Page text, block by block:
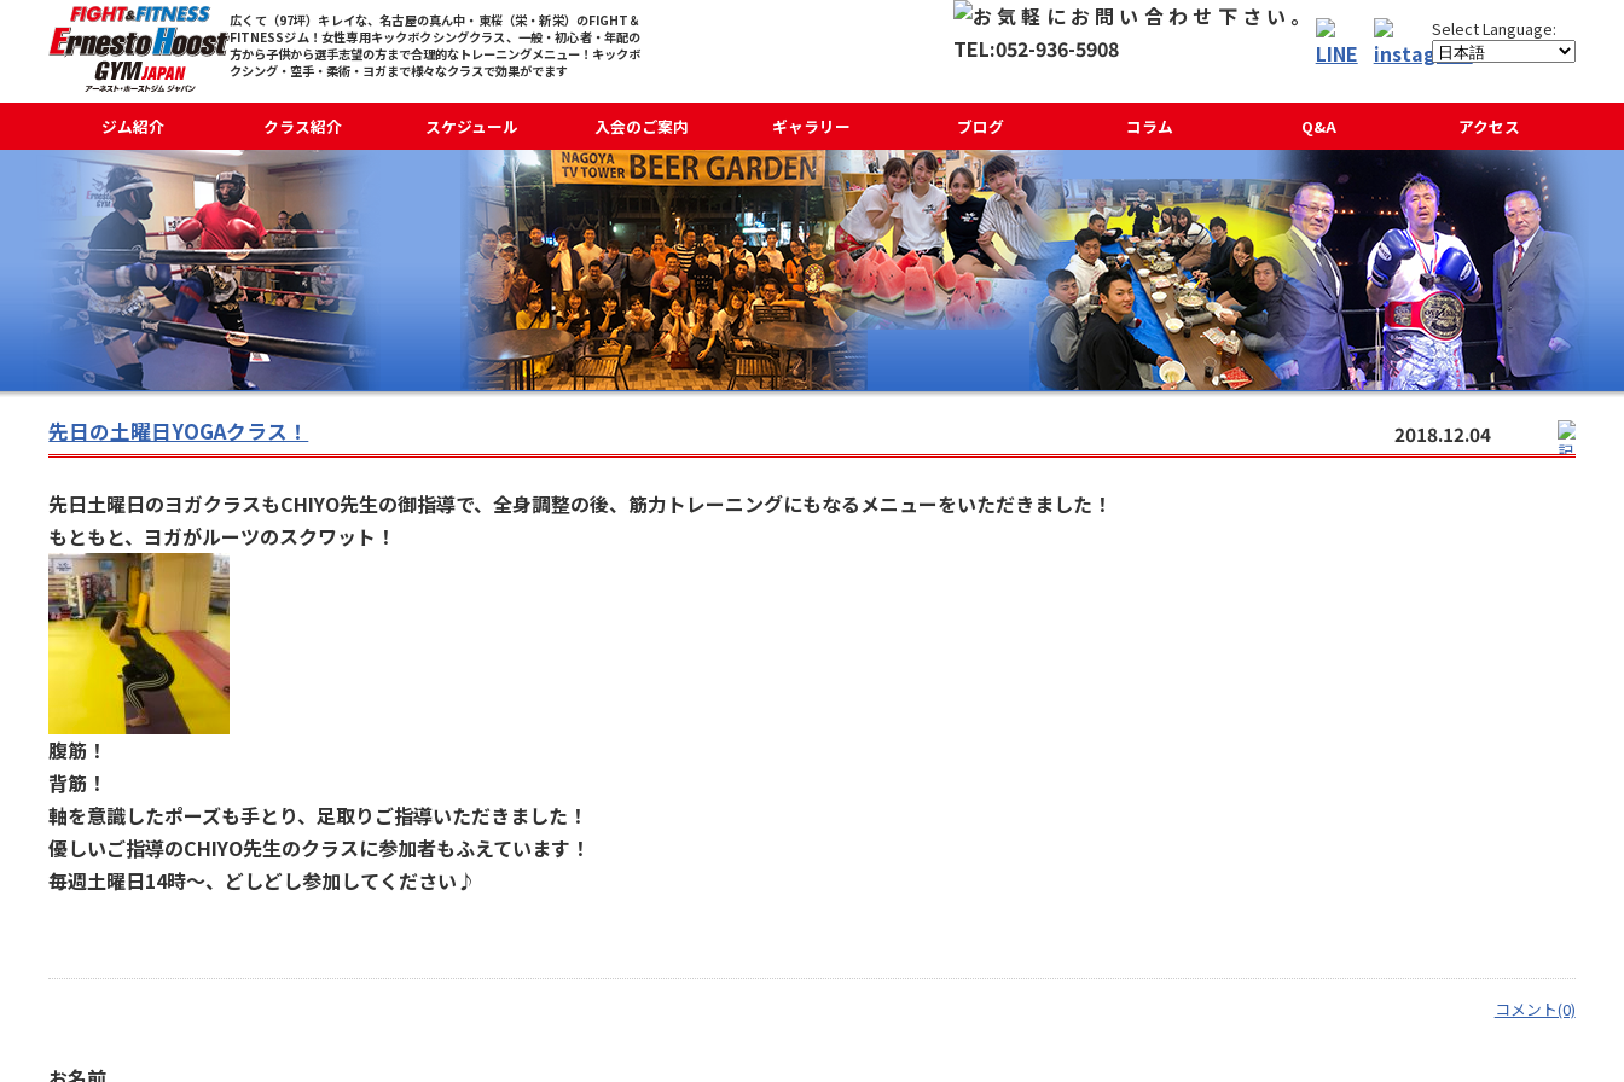
広くて（97坪）キレイな、名古屋の真ん中・東桜（栄・新栄）のFIGHT＆
FITNESSジム！女性専用キックボクシングクラス、一般・初心者・年配の
方から子供から選手志望の方まで合理的なトレーニングメニュー！キックボ
クシング・空手・柔術・ヨガまで様々なクラスで効果がでます
ジム紹介 クラス紹介 スケジュール 入会のご案内 ギャラリー ブログ コラム Q&A アクセス
先日の土曜日YOGAクラス！ 2018.12.04
先日土曜日のヨガクラスもCHIYO先生の御指導で、全身調整の後、筋力トレーニングにもなるメニューをいただきました！
もともと、ヨガがルーツのスクワット！
腹筋！
背筋！
軸を意識したポーズも手とり、足取りご指導いただきました！
優しいご指導のCHIYO先生のクラスに参加者もふえています！
毎週土曜日14時～、どしどし参加してください♪
コメント(0)